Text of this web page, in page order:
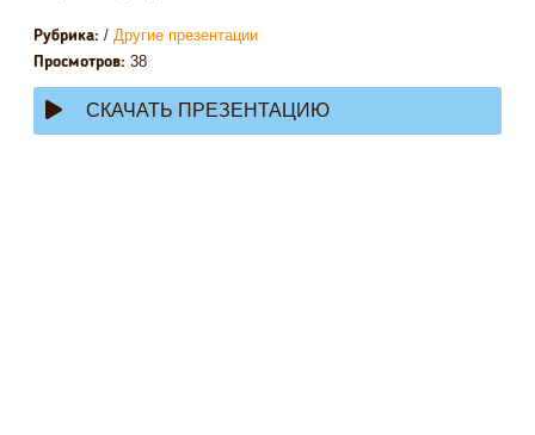
Рубрика: / Другие презентации
Просмотров: 38
СКАЧАТЬ ПРЕЗЕНТАЦИЮ